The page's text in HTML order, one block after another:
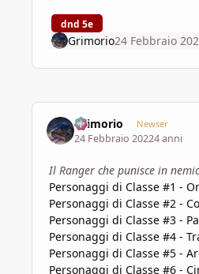
dnd 5e
Grimorio24 Febbraio
Grimorio Newser
24 Febbraio 20224 anni
Il Ranger che punisce in
Personaggi di Classe #1 -
Personaggi di Classe #2 -
Personaggi di Classe #3 -
Personaggi di Classe #4 -
Personaggi di Classe #5 -
Personaggi di Classe #6 -